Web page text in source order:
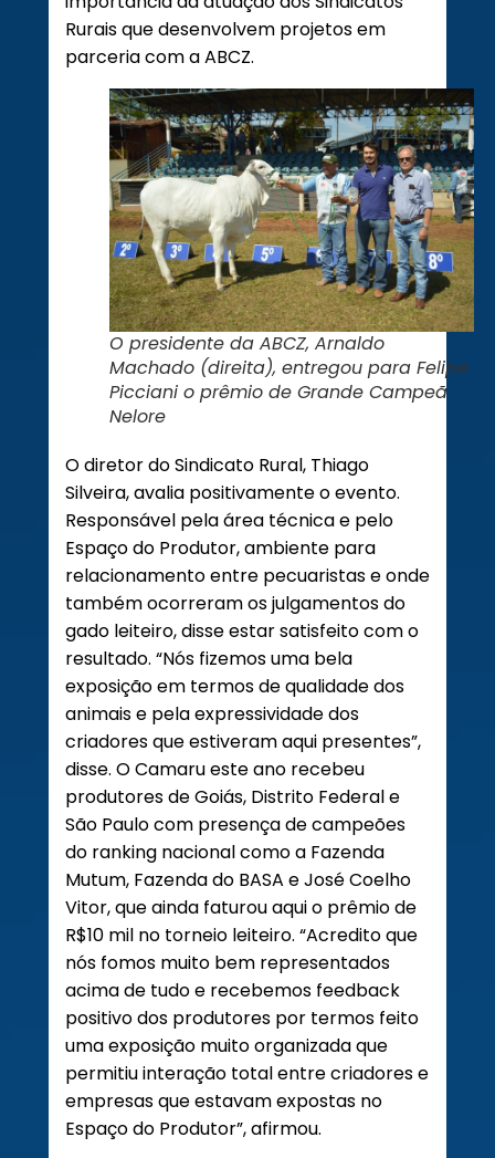
Rurais que desenvolvem projetos em
parceria com a ABCZ.
O presidente da ABCZ, Arnaldo
Machado (direita), entregou para Felipe
Picciani o prêmio de Grande Campeã
Nelore
O diretor do Sindicato Rural, Thiago
Silveira, avalia positivamente o evento.
Responsável pela área técnica e pelo
Espaço do Produtor, ambiente para
relacionamento entre pecuaristas e onde
também ocorreram os julgamentos do
gado leiteiro, disse estar satisfeito com o
resultado. “Nós fizemos uma bela
exposição em termos de qualidade dos
animais e pela expressividade dos
criadores que estiveram aqui presentes”,
disse. O Camaru este ano recebeu
produtores de Goiás, Distrito Federal e
São Paulo com presença de campeões
do ranking nacional como a Fazenda
Mutum, Fazenda do BASA e José Coelho
Vitor, que ainda faturou aqui o prêmio de
R$10 mil no torneio leiteiro. “Acredito que
nós fomos muito bem representados
acima de tudo e recebemos feedback
positivo dos produtores por termos feito
uma exposição muito organizada que
permitiu interação total entre criadores e
empresas que estavam expostas no
Espaço do Produtor”, afirmou.